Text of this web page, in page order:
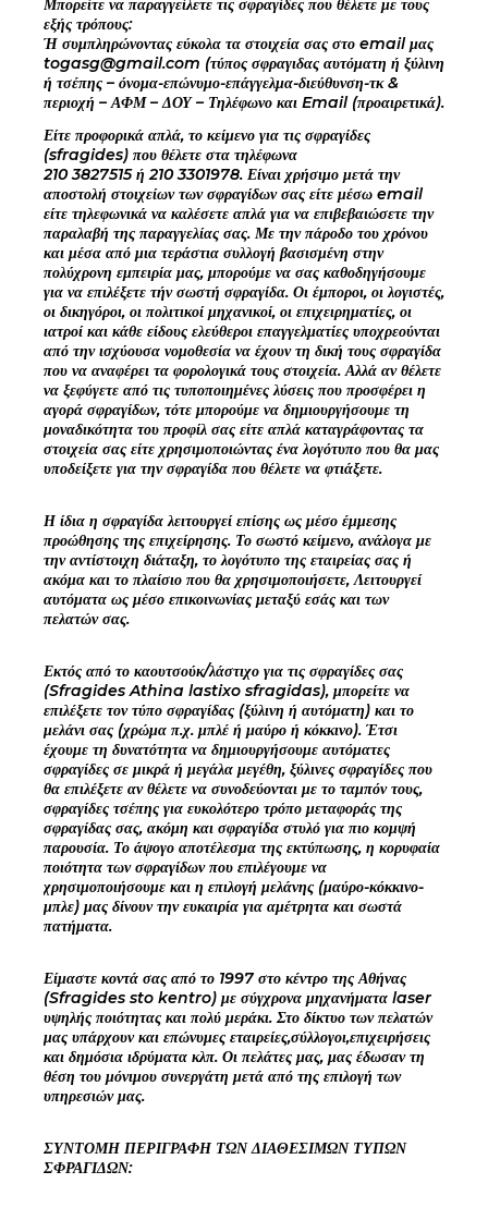
εξής τρόπους:
Ή συμπληρώνοντας εύκολα τα στοιχεία σας στο email μας
togasg@gmail.com (τύπος σφραγιδας αυτόματη ή ξύλινη
ή τσέπης – όνομα-επώνυμο-επάγγελμα-διεύθυνση-τκ &
περιοχή – ΑΦΜ – ΔΟΥ – Τηλέφωνο και Email (προαιρετικά).
Είτε προφορικά απλά, το κείμενο για τις σφραγίδες
(sfragides) που θέλετε στα τηλέφωνα
210 3827515 ή 210 3301978. Είναι χρήσιμο μετά την
αποστολή στοιχείων των σφραγίδων σας είτε μέσω email
είτε τηλεφωνικά να καλέσετε απλά για να επιβεβαιώσετε την
παραλαβή της παραγγελίας σας. Με την πάροδο του χρόνου
και μέσα από μια τεράστια συλλογή βασισμένη στην
πολύχρονη εμπειρία μας, μπορούμε να σας καθοδηγήσουμε
για να επιλέξετε τήν σωστή σφραγίδα. Οι έμποροι, οι λογιστές,
οι δικηγόροι, οι πολιτικοί μηχανικοί, οι επιχειρηματίες, οι
ιατροί και κάθε είδους ελεύθεροι επαγγελματίες υποχρεούνται
από την ισχύουσα νομοθεσία να έχουν τη δική τους σφραγίδα
που να αναφέρει τα φορολογικά τους στοιχεία. Αλλά αν θέλετε
να ξεφύγετε από τις τυποποιημένες λύσεις που προσφέρει η
αγορά σφραγίδων, τότε μπορούμε να δημιουργήσουμε τη
μοναδικότητα του προφίλ σας είτε απλά καταγράφοντας τα
στοιχεία σας είτε χρησιμοποιώντας ένα λογότυπο που θα μας
υποδείξετε για την σφραγίδα που θέλετε να φτιάξετε.
Η ίδια η σφραγίδα λειτουργεί επίσης ως μέσο έμμεσης
προώθησης της επιχείρησης. Το σωστό κείμενο, ανάλογα με
την αντίστοιχη διάταξη, το λογότυπο της εταιρείας σας ή
ακόμα και το πλαίσιο που θα χρησιμοποιήσετε, Λειτουργεί
αυτόματα ως μέσο επικοινωνίας μεταξύ εσάς και των
πελατών σας.
Εκτός από το καουτσούκ/λάστιχο για τις σφραγίδες σας
(Sfragides Athina lastixo sfragidas), μπορείτε να
επιλέξετε τον τύπο σφραγίδας (ξύλινη ή αυτόματη) και το
μελάνι σας (χρώμα π.χ. μπλέ ή μαύρο ή κόκκινο). Έτσι
έχουμε τη δυνατότητα να δημιουργήσουμε αυτόματες
σφραγίδες σε μικρά ή μεγάλα μεγέθη, ξύλινες σφραγίδες που
θα επιλέξετε αν θέλετε να συνοδεύονται με το ταμπόν τους,
σφραγίδες τσέπης για ευκολότερο τρόπο μεταφοράς της
σφραγίδας σας, ακόμη και σφραγίδα στυλό για πιο κομψή
παρουσία. Το άψογο αποτέλεσμα της εκτύπωσης, η κορυφαία
ποιότητα των σφραγίδων που επιλέγουμε να
χρησιμοποιήσουμε και η επιλογή μελάνης (μαύρο-κόκκινο-
μπλε) μας δίνουν την ευκαιρία για αμέτρητα και σωστά
πατήματα.
Είμαστε κοντά σας από το 1997 στο κέντρο της Αθήνας
(Sfragides sto kentro) με σύγχρονα μηχανήματα laser
υψηλής ποιότητας και πολύ μεράκι. Στο δίκτυο των πελατών
μας υπάρχουν και επώνυμες εταιρείες,σύλλογοι,επιχειρήσεις
και δημόσια ιδρύματα κλπ. Οι πελάτες μας, μας έδωσαν τη
θέση του μόνιμου συνεργάτη μετά από της επιλογή των
υπηρεσιών μας.
ΣΥΝΤΟΜΗ ΠΕΡΙΓΡΑΦΗ ΤΩΝ ΔΙΑΘΕΣΙΜΩΝ ΤΥΠΩΝ
ΣΦΡΑΓΙΔΩΝ: